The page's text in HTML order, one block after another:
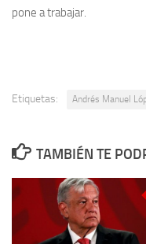
pone a trabajar.
Etiquetas: Andrés Manuel
TAMBIÉN TE